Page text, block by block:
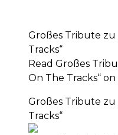
Großes Tribute zu
Tracks“
Read Großes
On The Tracks“
Großes Tribute zu
Tracks“